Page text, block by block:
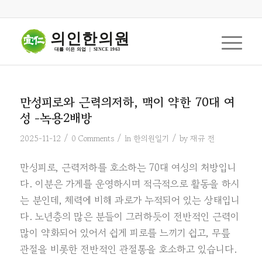
의인한의원
대를 이은 의업  |  SINCE 1963
만성피로와 근력의저하, 맥이 약한 70대 여
성 -녹용2배방
2025-11-12 / 0 Comments / in 한의원일기 / by 재규 전
만성피로, 근력저하를 호소하는 70대 여성의 처방입니
다. 이분은 가게를 운영하시며 적극적으로 활동을 하시
는 분인데, 체력에 비해 과로가 누적되어 있는 상태입니
다. 노년층의 많은 분들이 그러하듯이 전반적인 근력이
많이 약화되어 있어서 쉽게 피로를 느끼기 쉽고, 무릎
관절을 비롯한 전반적인 관절통을 호소하고 있습니다.